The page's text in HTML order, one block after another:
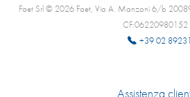
Faet Srl © 2026 Faet, Via A. Manzoni 6/b
CF:06220980152
+39 02 89231
Assistenza